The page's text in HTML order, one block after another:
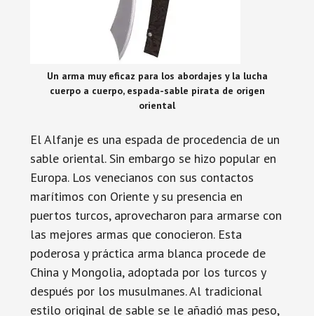
Un arma muy eficaz para los abordajes y la lucha
cuerpo a cuerpo, espada-sable pirata de origen
oriental
El Alfanje es una espada de procedencia de un
sable oriental. Sin embargo se hizo popular en
Europa. Los venecianos con sus contactos
marítimos con Oriente y su presencia en
puertos turcos, aprovecharon para armarse con
las mejores armas que conocieron. Esta
poderosa y práctica arma blanca procede de
China y Mongolia, adoptada por los turcos y
después por los musulmanes. Al tradicional
estilo original de sable se le añadió mas peso,